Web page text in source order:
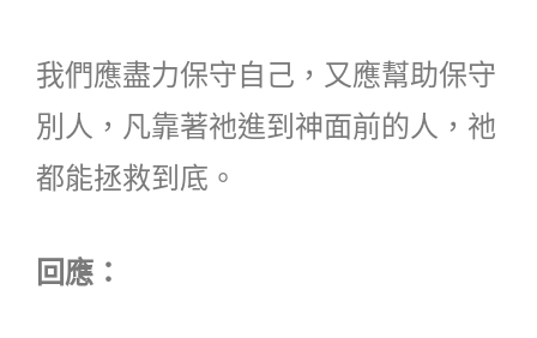
我們應盡力保守自己，又應幫助保守
別人，凡靠著祂進到神面前的人，祂
都能拯救到底。
回應：